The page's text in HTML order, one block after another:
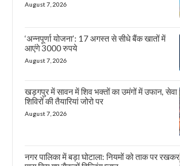
August 7, 2026
‘अन्नपूर्णा योजना’: 17 अगस्त से सीधे बैंक खातों में
आएंगे 3000 रुपये
August 7, 2026
खड़गपुर में सावन में शिव भक्तों का उमंगों में उफान, सेवा
शिविरों की तैयारियां जोरो पर
August 7, 2026
नगर पालिका में बड़ा घोटाला: नियमों को ताक पर रखकर